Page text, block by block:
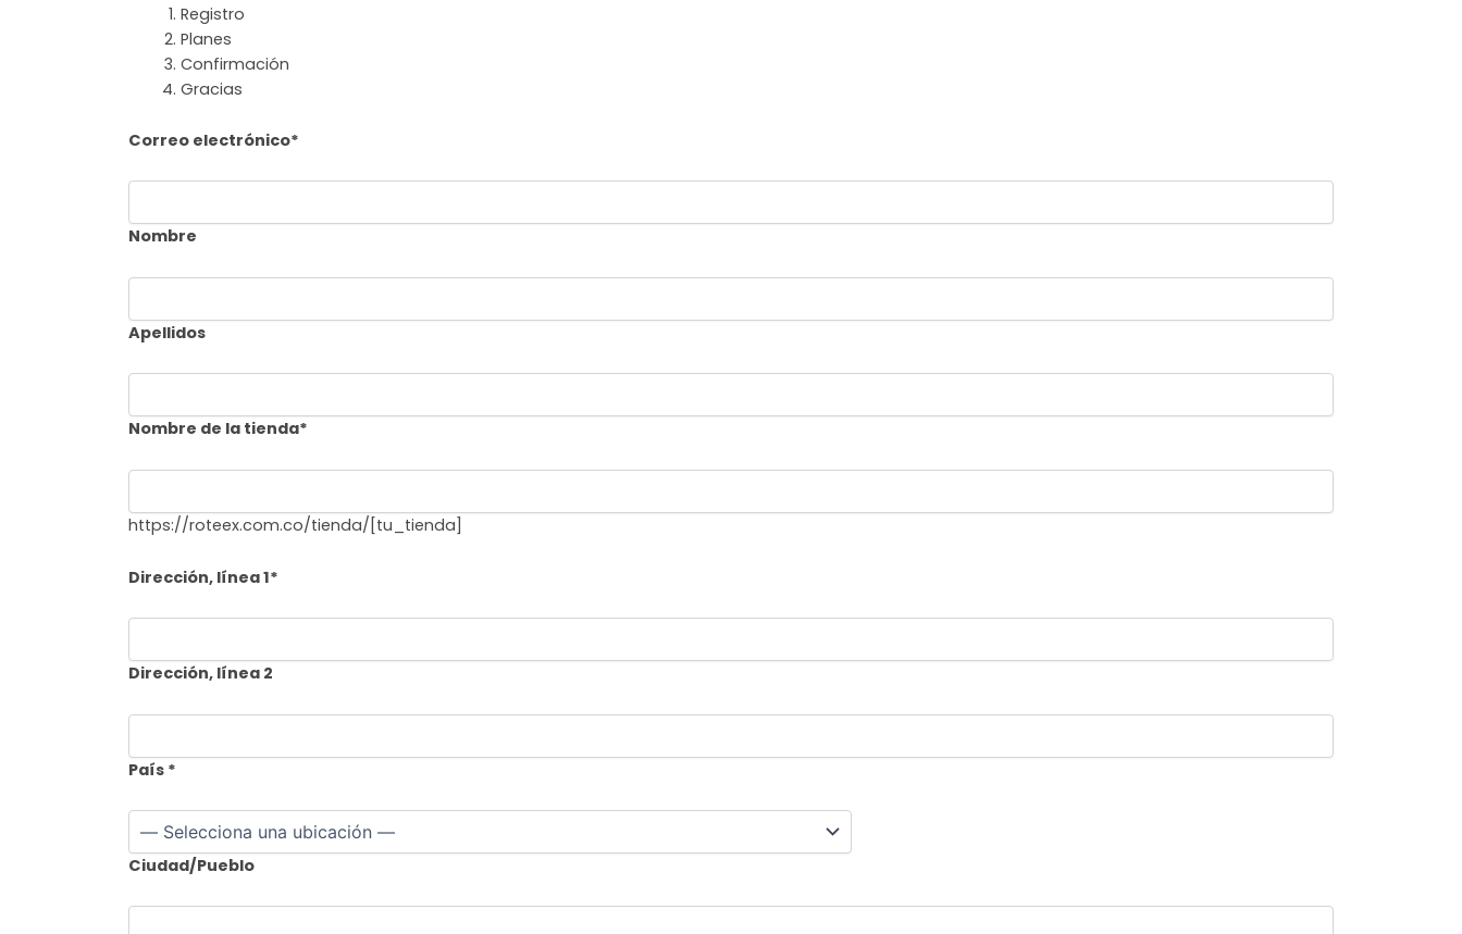
Registro
Planes
Confirmación
Gracias
Correo electrónico*
Correo
electrónico
Nombre
Nombre
Apellidos
Apellidos
Nombre de la tienda*
Nombre
https://roteex.com.co/tienda/ [tu_tienda]
Dirección, línea 1*
Dirección,
línea
Dirección, línea 2
Dirección,
línea
País *
Ciudad/Pueblo
Ciudad/Pueblo
Región/provincia
Contraseña
Confirmar
contraseña